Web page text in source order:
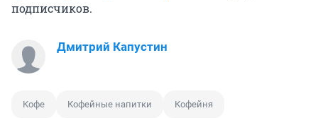
подписчиков.
Дмитрий Капустин
Кофе Кофейные напитки Кофейня